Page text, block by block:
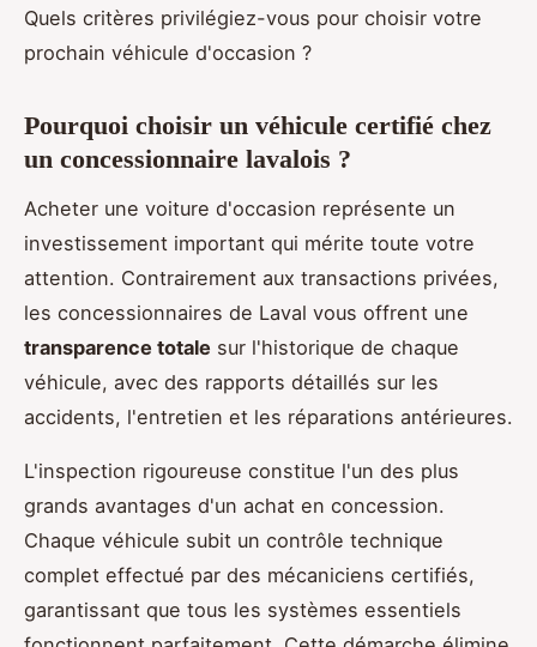
Quels critères privilégiez-vous pour choisir votre
prochain véhicule d'occasion ?
Pourquoi choisir un véhicule certifié chez
un concessionnaire lavalois ?
Acheter une voiture d'occasion représente un
investissement important qui mérite toute votre
attention. Contrairement aux transactions privées,
les concessionnaires de Laval vous offrent une
transparence totale sur l'historique de chaque
véhicule, avec des rapports détaillés sur les
accidents, l'entretien et les réparations antérieures.
L'inspection rigoureuse constitue l'un des plus
grands avantages d'un achat en concession.
Chaque véhicule subit un contrôle technique
complet effectué par des mécaniciens certifiés,
garantissant que tous les systèmes essentiels